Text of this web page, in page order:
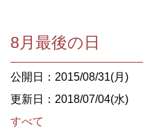
8月最後の日
公開日：2015/08/31(月)
更新日：2018/07/04(水)
すべて